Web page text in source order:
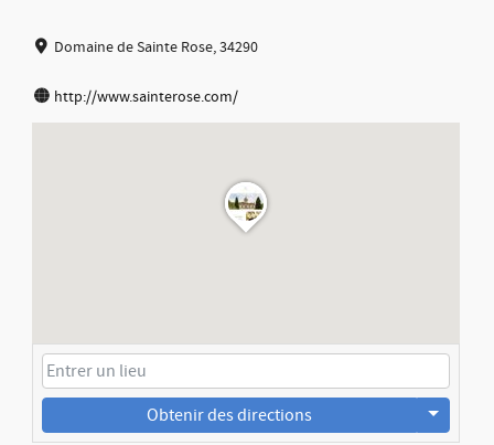
Domaine de Sainte Rose, 34290
http://www.sainterose.com/
Obtenir des directions